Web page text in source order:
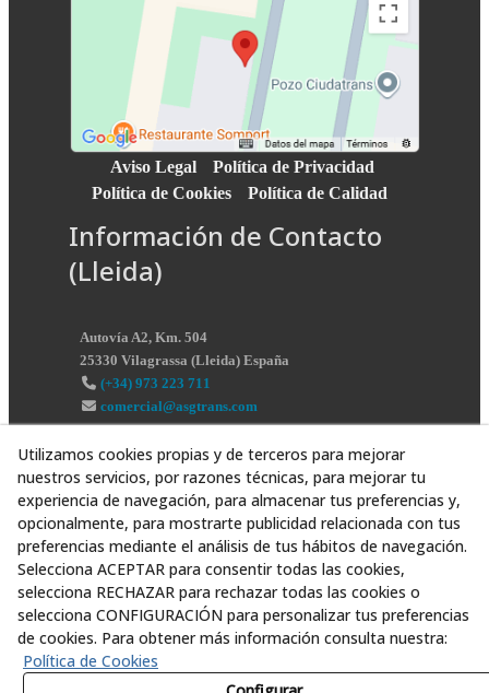
Aviso Legal
Política de Privacidad
Política de Cookies
Política de Calidad
Información de Contacto
(Lleida)
Autovía A2, Km. 504
25330 Vilagrassa (Lleida) España
(+34) 973 223 711
comercial@asgtrans.com
Utilizamos cookies propias y de terceros para mejorar
nuestros servicios, por razones técnicas, para mejorar tu
experiencia de navegación, para almacenar tus preferencias y,
opcionalmente, para mostrarte publicidad relacionada con tus
preferencias mediante el análisis de tus hábitos de navegación.
Selecciona ACEPTAR para consentir todas las cookies,
selecciona RECHAZAR para rechazar todas las cookies o
selecciona CONFIGURACIÓN para personalizar tus preferencias
de cookies. Para obtener más información consulta nuestra:
Política de Cookies